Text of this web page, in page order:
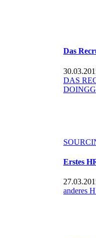
Das
DAS
Erstes
anderes